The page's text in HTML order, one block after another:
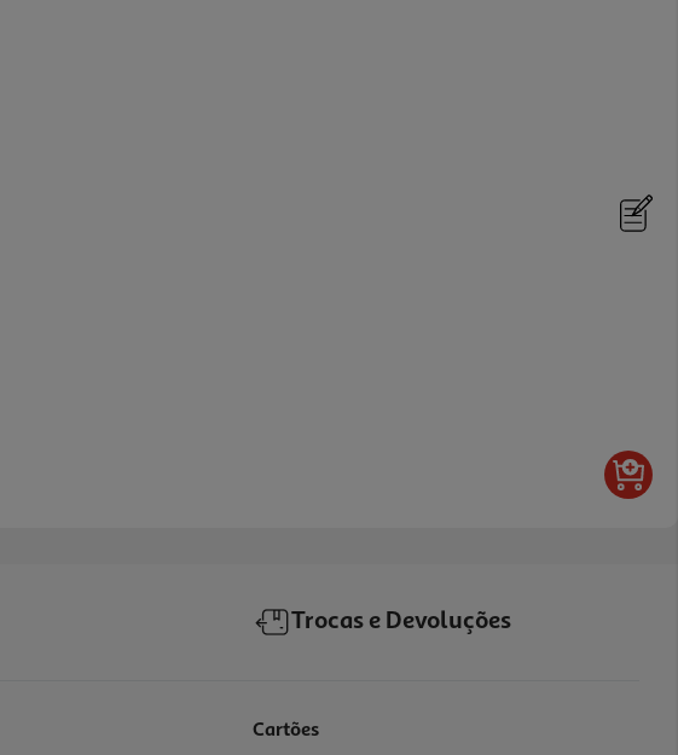
Trocas e Devoluções
Cartões